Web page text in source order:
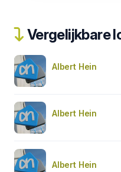
Vergelijkbare
Albert Hein
Albert Hein
Albert Hein